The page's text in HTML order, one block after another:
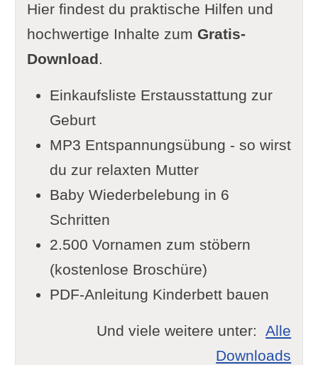
Hier findest du praktische Hilfen und
hochwertige Inhalte zum Gratis-
Download.
Einkaufsliste Erstausstattung zur
Geburt
MP3 Entspannungsübung - so wirst
du zur relaxten Mutter
Baby Wiederbelebung in 6
Schritten
2.500 Vornamen zum stöbern
(kostenlose Broschüre)
PDF-Anleitung Kinderbett bauen
Und viele weitere unter:Alle
Downloads